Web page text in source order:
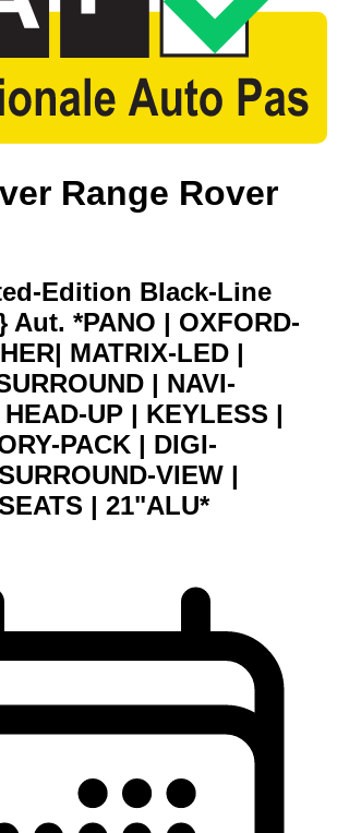
Range Rover
Edition Black-Line
Aut. *PANO | OXFORD-
MATRIX-LED |
| NAVI-
UP | KEYLESS |
PACK | DIGI-
VIEW |
| 21"ALU*